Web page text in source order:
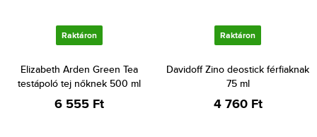
Raktáron
Elizabeth Arden Green Tea
testápoló tej nőknek 500 ml
6 555 Ft
Raktáron
Davidoff Zino deostick férfiaknak
75 ml
4 760 Ft